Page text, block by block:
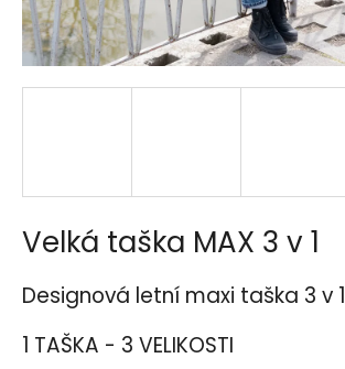
Velká taška MAX 3 v 1
Designová letní maxi taška 3 v 1
1 TAŠKA - 3 VELIKOSTI
a
j
í
HLEDAT
D